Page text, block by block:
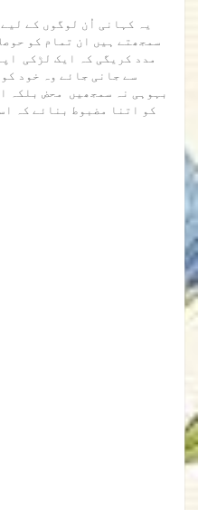
یہ کہانی اُن لوگوں کے
سمجھتے ہیں ان تمام کو
مدد کریگی کہ ایک لڑکی
سے جانی جائے وہ خود
بہوہی نہ سمجھیں محض بلکہ
کو اتنا مضبوط بنائے کہ